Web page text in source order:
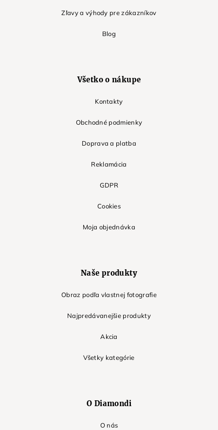
Zľavy a výhody pre zákazníkov
Blog
Všetko o nákupe
Kontakty
Obchodné podmienky
Doprava a platba
Reklamácia
GDPR
Cookies
Moja objednávka
Naše produkty
Obraz podľa vlastnej fotografie
Najpredávanejšie produkty
Akcia
Všetky kategórie
O Diamondi
O nás